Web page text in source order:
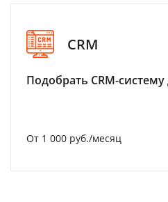
CRM
Подобрать CRM-
От 1 000 руб./месяц